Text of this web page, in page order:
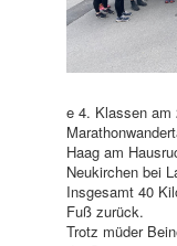
e 4. Klassen am
Haag am
Neukirchen bei
Insgesamt 40
Fuß zurück.
Trotz müder